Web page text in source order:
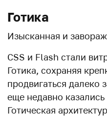
Готика
Изысканная и
CSS и Flash стали
Готика, сохраняя
продвигаться далеко
еще недавно
Готическая